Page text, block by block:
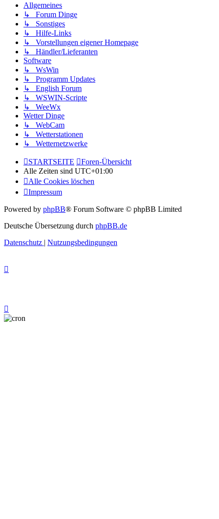
Allgemeines
↳ Forum Dinge
↳ Sonstiges
↳ Hilfe-Links
↳ Vorstellungen eigener Homepage
↳ Händler/Lieferanten
Software
↳ WsWin
↳ Programm Updates
↳ English Forum
↳ WSWIN-Scripte
↳ WeeWx
Wetter Dinge
↳ WebCam
↳ Wetterstationen
↳ Wetternetzwerke
STARTSEITE
Foren-Übersicht
Alle Zeiten sind UTC+01:00
Alle Cookies löschen
Impressum
Powered by phpBB® Forum Software © phpBB Limited
Deutsche Übersetzung durch phpBB.de
Datenschutz | Nutzungsbedingungen